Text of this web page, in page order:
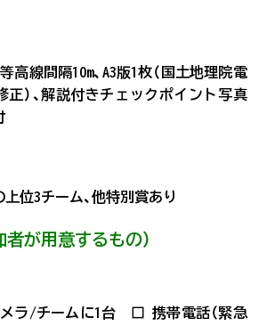
高線間隔10m、A3版1枚（国土地理院電
正）、解説付きチェックポイント写真
位3チーム、他特別賞あり
者が用意するもの）
ラ/チームに1台 □ 携帯電話（緊急